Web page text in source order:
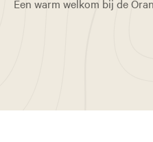
Een warm welkom bij de